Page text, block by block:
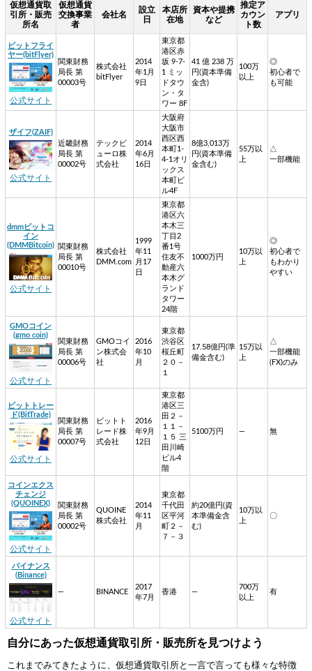
仮想通貨取
引所・販売
所名
仮想通貨
交換事業
者
会社名
設立
日
本店所
在地
資本や提携
など
推定ア
カウン
ト数
アプリ
ビットフライ
ヤー(bitFlyer)
公式サイト
関東財務
局長 第
00003号
株式会社
bitFlyer
2014
年1月
9日
東京都
港区赤
坂 9-7-
1 ミッ
ドタウ
ン・タ
ワー 8F
41 億 238 万
円(資本準備
金含)
100万
以上
◎
初心者で
も可能
ザイフ(ZAIF)
公式サイト
近畿財務
局長 第
00002号
テックビ
ューロ株
式会社
2014
年6月
16日
大阪府
大阪市
西区西
本町1-
4-1オリ
ックス
本町ビ
ル4F
8億3,013万
円(資本準備
金含む)
55万以
上
△
一部機能
dmmビットコ
イン
(DMMBitcoin)
公式サイト
関東財務
局長 第
00010号
株式会社
DMM.com
1999
年11
月17
日
東京都
港区六
本木三
丁目2
番1号
住友不
動産六
本木グ
ランド
タワー
24階
1000万円
10万以
上
◎
初心者で
もわかり
やすい
GMOコイン
(gmo coin)
公式サイト
関東財務
局長 第
00006号
GMOコイ
ン株式会
社
2016
年10
月
東京都
渋谷区
桜丘町
２０－
１
17.58億円(準
備金含む)
15万以
上
△
一部機能
(FX)のみ
ビットトレー
ド(BitTrade)
公式サイト
関東財務
局長 第
00007号
ビットト
レード株
式会社
2016
年9月
12日
東京都
港区三
田２－
１１－
１５ 三
田川崎
ビル4
階
5100万円 ― 無
コインエクス
チェンジ
(QUOINEX)
公式サイト
関東財務
局長 第
00002号
QUOINE
株式会社
2014
年11
月
東京都
千代田
区平河
町２－
７－３
約20億円(資
本準備金含
む)
10万以
上
〇
バイナンス
(Binance)
公式サイト
― BINANCE
2017
年7月
香港 ―
700万
以上
有
自分にあった仮想通貨取引所・販売所を見つけよう
これまでみてきたように、仮想通貨取引所と一言で言っても様々な特徴